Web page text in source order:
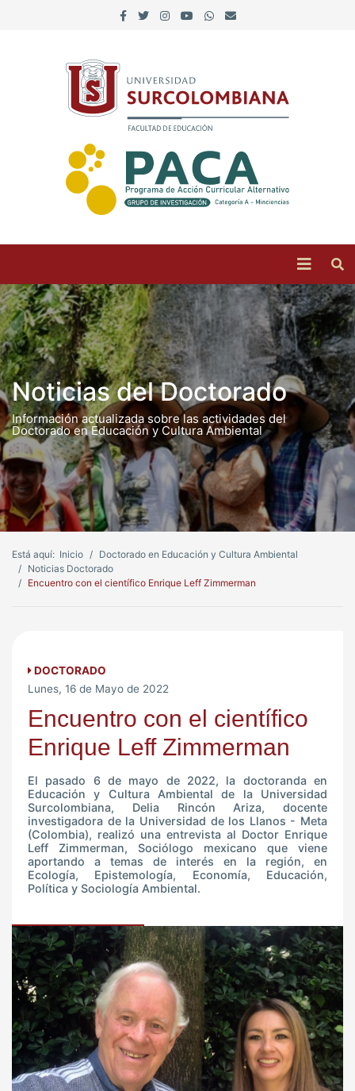
Noticias del Doctorado
Información actualizada sobre las actividades del
Doctorado en Educación y Cultura Ambiental
Está aquí: Inicio
Doctorado en Educación y Cultura Ambiental
Noticias Doctorado
Encuentro con el científico Enrique Leff Zimmerman
DOCTORADO
Lunes, 16 de Mayo de 2022
Encuentro con el científico
Enrique Leff Zimmerman
El pasado 6 de mayo de 2022, la doctoranda en
Educación y Cultura Ambiental de la Universidad
Surcolombiana, Delia Rincón Ariza, docente
investigadora de la Universidad de los Llanos - Meta
(Colombia), realizó una entrevista al Doctor Enrique
Leff Zimmerman, Sociólogo mexicano que viene
aportando a temas de interés en la región, en
Ecología, Epistemología, Economía, Educación,
Política y Sociología Ambiental.